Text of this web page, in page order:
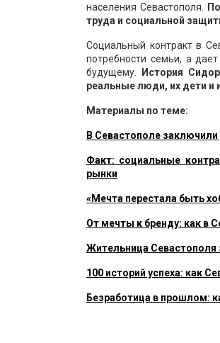
населения Севастополя.
труда и социальной
Социальный контракт в
потребности семьи, а
будущему.
История
реальные люди, их дети и
Материалы по теме:
В Севастополе
Факт: социальные
рынки
«Мечта перестала быть
От мечты к бренду: как в
Жительница Севастополя
100 историй успеха: как
Безработица в прошлом: